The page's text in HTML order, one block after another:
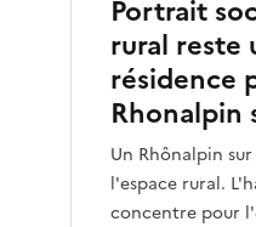
Portrait
rural reste
résidence
Rhonalpin
Un Rhônalpin
l'espace rural.
concentre pour